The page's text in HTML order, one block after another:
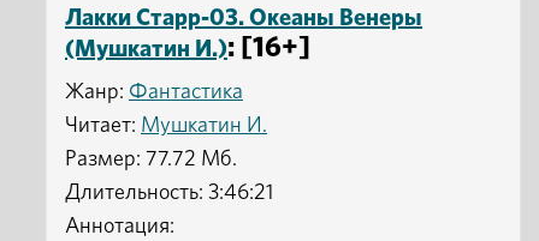
Лакки Старр-03. Океаны Венеры
(Мушкатин И.): [16+]
Жанр: Фантастика
Читает: Мушкатин И.
Размер: 77.72 Мб.
Длительность: 3:46:21
Аннотация: